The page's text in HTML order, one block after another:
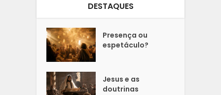
DESTAQUES
Presença ou
espetáculo?
Jesus e as
doutrinas